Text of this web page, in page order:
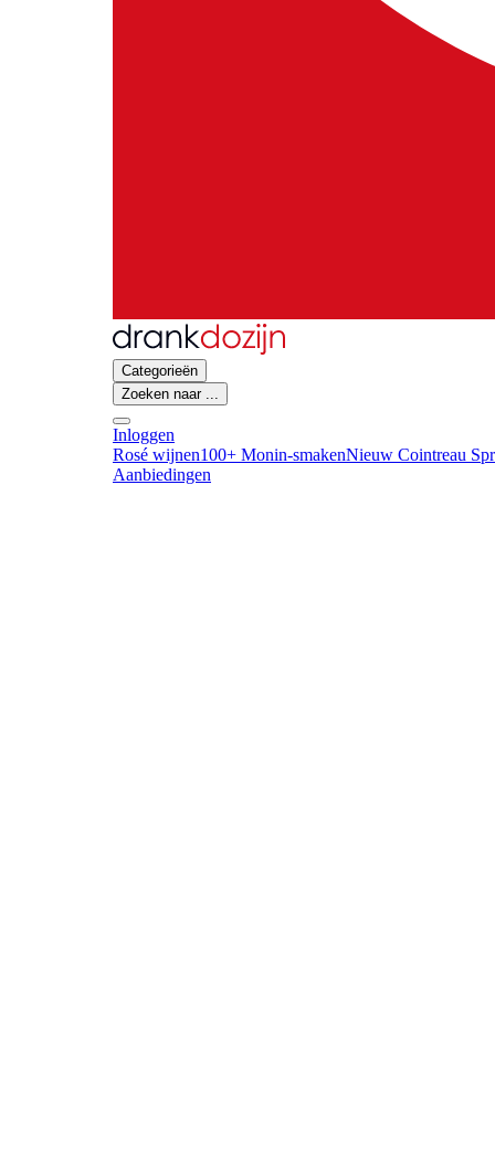
Categorieën
Zoeken naar ...
Inloggen
Rosé wijnen100+ Monin-smakenNieuw Cointreau
Aanbiedingen